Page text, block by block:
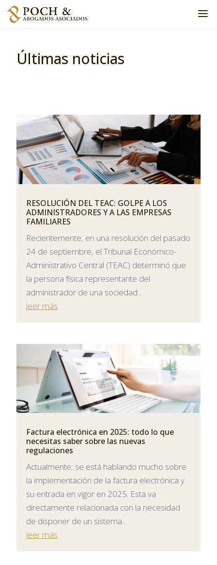
Últimas noticias
RESOLUCIÓN DEL TEAC: GOLPE A LOS
ADMINISTRADORES Y A LAS EMPRESAS
FAMILIARES
Recientemente, en una resolución del pasado
24 de septiembre, el Tribunal Económico-
Administrativo Central (TEAC) determinó que
la persona física representante del
administrador de una sociedad...
leer más
Factura electrónica en 2025: todo lo que
necesitas saber sobre las nuevas
regulaciones
Actualmente, se está hablando mucho sobre
la implementación de la factura electrónica y
su entrada en vigor en 2025. Esta va
directamente relacionada con la necesidad
de disponer de un sistema...
leer más